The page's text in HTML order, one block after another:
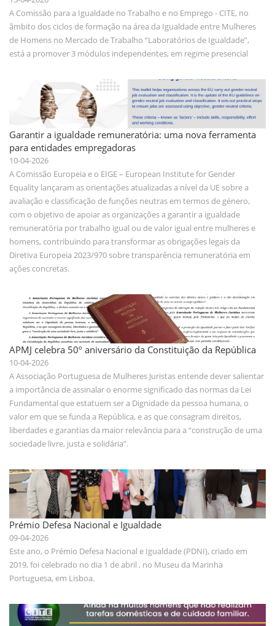
A Comissão para a Igualdade no Trabalho e no Emprego - CITE, no
âmbito dos ciclos de formação na área da Igualdade entre Mulheres
de Homens no Mercado de Trabalho “Laboratórios de Igualdade”,
está a promover 3 módulos independentes, em regime presencial
Garantir a igualdade remuneratória: uma nova ferramenta
para entidades empregadoras
10-04-2026
A Comissão Europeia e o EIGE – European Institute for Gender
Equality lançaram as orientações atualizadas a nível da UE sobre a
avaliação e classificação de funções neutras em termos de género,
com o objetivo de apoiar as organizações a garantir a igualdade
remuneratória por trabalho igual ou de valor igual entre mulheres e
homens, contribuindo para transformar as obrigações legais da
Diretiva Europeia 2023/970 sobre transparência remuneratória em
ações concretas.
APMJ celebra 50º aniversário da Constituição da República
10-04-2026
A Associação Portuguesa de Mulheres Juristas entende dever salientar
a importância de assinalar o enorme significado das normas da Lei
Fundamental que estatuem ser a Dignidade da pessoa humana, o
valor em que se funda a República, e as que consagram direitos,
liberdades e garantias da maior relevância para a “construção de uma
sociedade livre, justa e solidária”.
Prémio Defesa Nacional e Igualdade
09-04-2026
Este ano, o Prémio Defesa Nacional e Igualdade (PDNI), criado em
2019, foi celebrado no dia 1 de abril , no Museu da Marinha
Portuguesa, em Lisboa.